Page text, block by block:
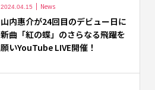
2024.04.15 News
山内惠介が24回目のデビュー日に
新曲「紅の蝶」のさらなる飛躍を
願いYouTube LIVE開催！